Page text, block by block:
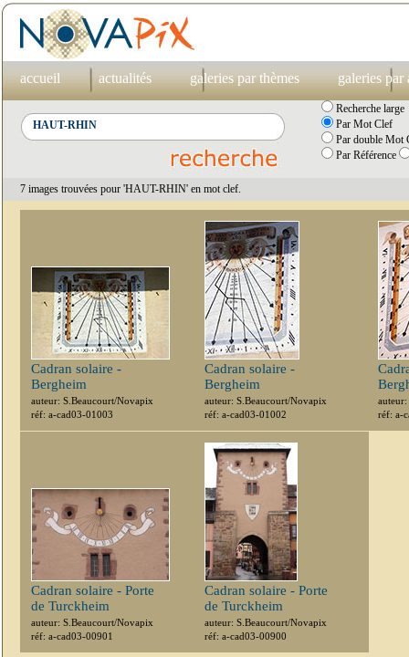
accueil actualités galeries par thèmes galeries par
Recherche large
Par Mot Clef
Par double Mot
Par Référence
7 images trouvées pour 'HAUT-RHIN' en mot clef.
Cadran solaire -
Bergheim
auteur: S.Beaucourt/Novapix
réf: a-cad03-01003
Cadran solaire -
Bergheim
auteur: S.Beaucourt/Novapix
réf: a-cad03-01002
réf: a-
Cadran solaire - Porte
de Turckheim
auteur: S.Beaucourt/Novapix
réf: a-cad03-00901
Cadran solaire - Porte
de Turckheim
auteur: S.Beaucourt/Novapix
réf: a-cad03-00900